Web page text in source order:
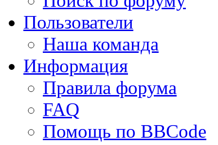
Пользователи
Наша команда
Информация
Правила форума
FAQ
Помощь по BBCode